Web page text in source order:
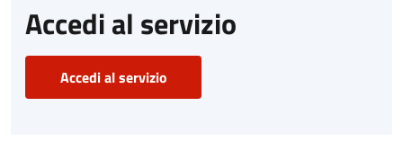
Accedi al servizio
Accedi al servizio